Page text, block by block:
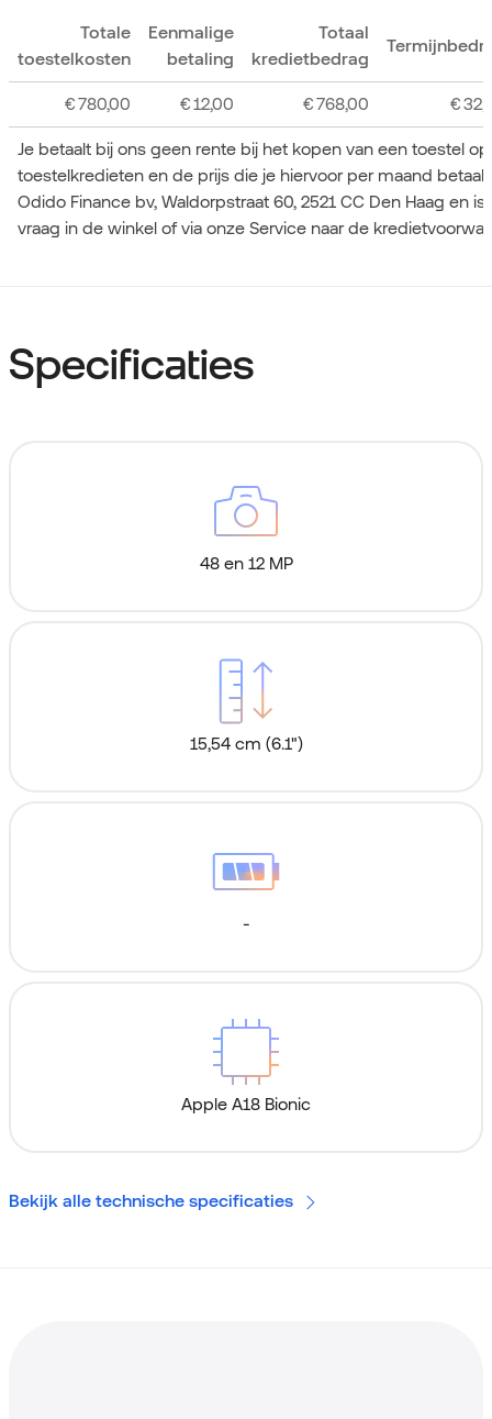
Totale
toestelkosten
Eenmalige
betaling
Totaal
kredietbedrag
Je betaalt bij ons geen rente bij het kopen van een toestel
toestelkredieten en de prijs die je hiervoor per maand
Odido Finance bv, Waldorpstraat 60, 2521 CC Den Haag en
vraag in de winkel of via onze Service naar de
€780,00 €12,00 €768,00 €
Specificaties
48 en 12 MP
15,54 cm (6.1")
-
Apple A18 Bionic
Bekijk alle technische specificaties